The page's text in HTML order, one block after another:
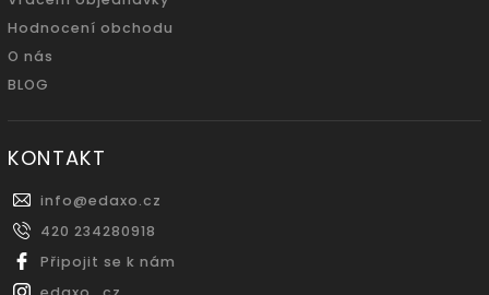
Hodnocení obchodu
O nás
BLOG
KONTAKT
info@edaxo.cz
420 234280918
Připojit se k nám